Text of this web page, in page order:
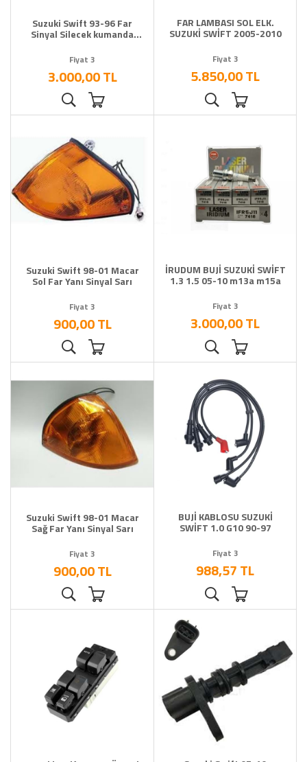
Suzuki Swift 93-96 Far
Sinyal Silecek kumanda
Fiyat 3
3.000,00 TL
FAR LAMBASI SOL ELK.
SUZUKİ SWİFT 2005-2010
Fiyat 3
5.850,00 TL
Suzuki Swift 98-01 Macar
Sol Far Yanı Sinyal Sarı
Fiyat 3
900,00 TL
İRUDUM BUJİ SUZUKİ SWİFT
1.3 1.5 05-10 m13a m15a
Fiyat 3
3.000,00 TL
Suzuki Swift 98-01 Macar
Sağ Far Yanı Sinyal Sarı
Fiyat 3
900,00 TL
BUJİ KABLOSU SUZUKİ
SWİFT 1.0 G10 90-97
Fiyat 3
988,57 TL